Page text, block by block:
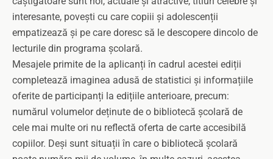
interesante, povești cu care copiii și adolescenții
empatizează și pe care doresc să le descopere dincolo de
lecturile din programa școlară.
Mesajele primite de la aplicanți în cadrul acestei ediții
completează imaginea adusă de statistici și informațiile
oferite de participanți la edițiile anterioare, precum:
numărul volumelor deținute de o bibliotecă școlară de
cele mai multe ori nu reflectă oferta de carte accesibilă
copiilor. Deși sunt situații în care o bibliotecă școlară